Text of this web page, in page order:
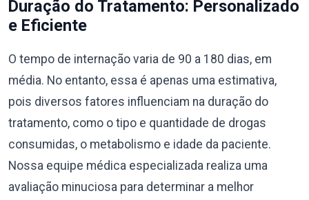
Duração do Tratamento: Personalizado
e Eficiente
O tempo de internação varia de 90 a 180 dias, em
média. No entanto, essa é apenas uma estimativa,
pois diversos fatores influenciam na duração do
tratamento, como o tipo e quantidade de drogas
consumidas, o metabolismo e idade da paciente.
Nossa equipe médica especializada realiza uma
avaliação minuciosa para determinar a melhor